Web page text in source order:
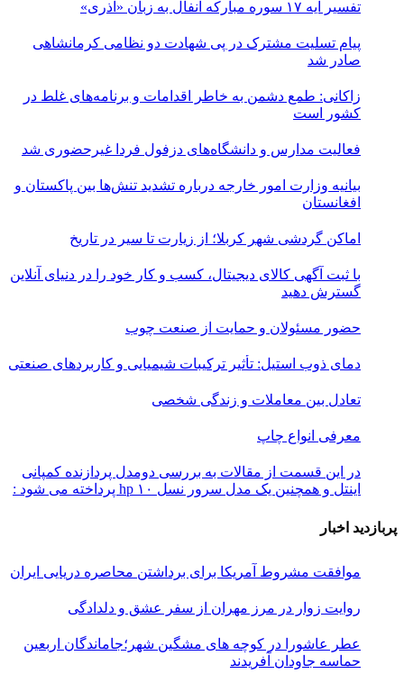
تفسیر آیه ۱۷ سوره مبارکه انفال به زبان «آذری»
پیام تسلیت مشترک در پی شهادت دو نظامی کرمانشاهی
صادر شد
زاکانی: طمع دشمن به خاطر اقدامات و برنامه‌های غلط در
کشور است
فعالیت مدارس و دانشگاه‌های دزفول فردا غیرحضوری شد
بیانیه وزارت امور خارجه درباره تشدید تنش‌ها بین پاکستان و
افغانستان
اماکن گردشی شهر کربلا؛ از زیارت تا سیر در تاریخ
با ثبت آگهی کالای دیجیتال، کسب و کار خود را در دنیای آنلاین
گسترش دهید
حضور مسئولان و حمایت از صنعت چوب
دمای ذوب استیل: تأثیر ترکیبات شیمیایی و کاربردهای صنعتی
تعادل بین معاملات و زندگی شخصی
معرفی انواع چاپ
در این قسمت از مقالات به بررسی دو‌مدل پردازنده کمپانی
اینتل و همچنین یک مدل سرور نسل ۱۰ hp پرداخته می شود :
پربازدید اخبار
موافقت مشروط آمریکا برای برداشتن محاصره دریایی ایران
روایت زوار در مرز مهران از سفر عشق و دلدادگی
عطر عاشورا در کوچه های مشگین شهر؛جاماندگان اربعین
حماسه جاودان آفریدند